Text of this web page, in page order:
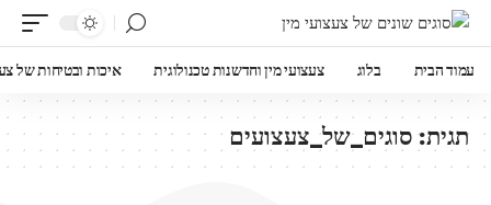
עמוד הבית בלוג צעצועי מין וחדשנות טכנולוגית איכות ובטיחות של
תגית:סוגים_של_צעצועים